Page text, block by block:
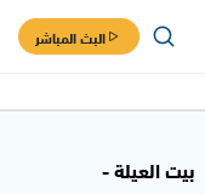
البث المباشر
بيت العيلة -